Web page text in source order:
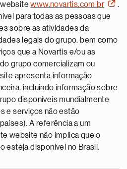
websitewww.novartis.com.br
.
para todas as pessoas que
sobre as atividades da
legais do grupo, bem como
que a Novartis e/ou as
grupo comercializam ou
apresenta informação
incluindo informação sobre
disponíveis mundialmente
e serviços não estão
A referência a um
website não implica que o
esteja disponível no Brasil.